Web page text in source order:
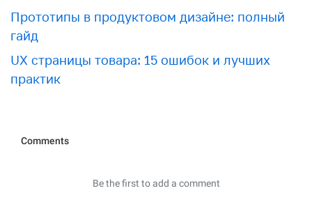
Прототипы в продуктовом дизайне: полный
гайд
UX страницы товара: 15 ошибок и лучших
практик